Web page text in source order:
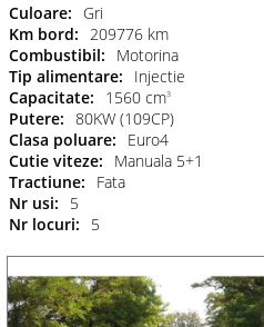
Culoare:
Gri
Km bord:
209776 km
Combustibil:
Motorina
Tip alimentare:
Injectie
Capacitate:
1560 cm3
Putere: 80KW (109CP)
Clasa poluare:
Euro4
Cutie viteze:
Manuala 5+1
Tractiune:
Fata
Nr usi:
5
Nr locuri:
5